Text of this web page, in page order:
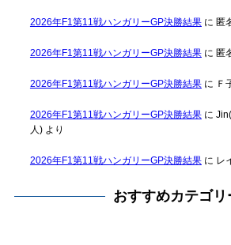
2026年F1第11戦ハンガリーGP決勝結果に 匿
2026年F1第11戦ハンガリーGP決勝結果に 匿
2026年F1第11戦ハンガリーGP決勝結果に Ｆ
2026年F1第11戦ハンガリーGP決勝結果に
人)より
2026年F1第11戦ハンガリーGP決勝結果に レ
おすすめカテゴリ